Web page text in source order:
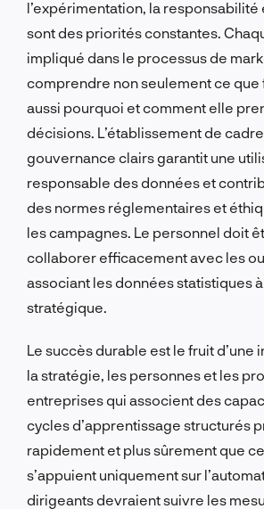
l’expérimentation, la responsabilité
sont des priorités constantes.
impliqué dans le processus de
comprendre non seulement ce que
aussi pourquoi et comment elle
décisions. L’établissement de
gouvernance clairs garantit une
responsable des données et
des normes réglementaires et
les campagnes. Le personnel doit
collaborer efficacement avec les
associant les données statistiques
stratégique.
Le succès durable est le fruit d’une
la stratégie, les personnes et les
entreprises qui associent des
cycles d’apprentissage structurés
rapidement et plus sûrement que
s’appuient uniquement sur
dirigeants devraient suivre les